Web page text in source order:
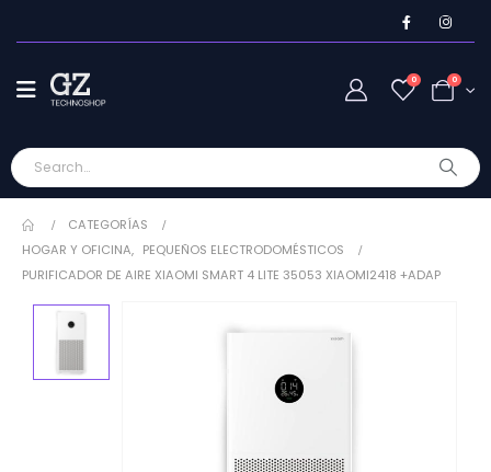
0 0
CATEGORÍAS
HOGAR Y OFICINA, PEQUEÑOS ELECTRODOMÉSTICOS
PURIFICADOR DE AIRE XIAOMI SMART 4 LITE 35053 XIAOMI2418 +ADAP